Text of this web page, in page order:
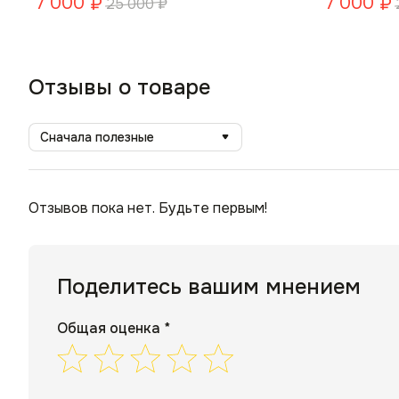
25 000₽
Отзывы о товаре
Сначала полезные
Отзывов пока нет. Будьте первым!
Поделитесь вашим мнением
Общая оценка *